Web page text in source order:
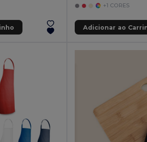
+1 CORES
Adicionar ao